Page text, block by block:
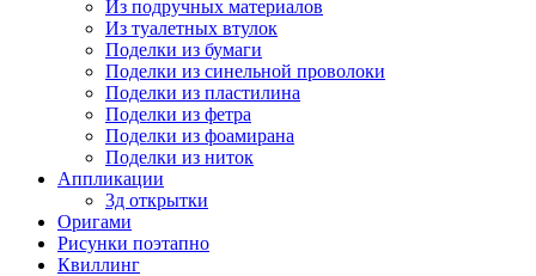
Из подручных материалов
Из туалетных втулок
Поделки из бумаги
Поделки из синельной проволоки
Поделки из пластилина
Поделки из фетра
Поделки из фоамирана
Поделки из ниток
Аппликации
3д открытки
Оригами
Рисунки поэтапно
Квиллинг